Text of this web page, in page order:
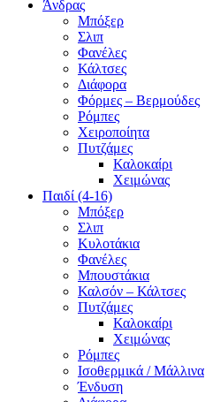
Άνδρας
Μπόξερ
Σλιπ
Φανέλες
Κάλτσες
Διάφορα
Φόρμες – Βερμούδες
Ρόμπες
Χειροποίητα
Πυτζάμες
Καλοκαίρι
Χειμώνας
Παιδί (4-16)
Μπόξερ
Σλιπ
Κυλοτάκια
Φανέλες
Μπουστάκια
Καλσόν – Κάλτσες
Πυτζάμες
Καλοκαίρι
Χειμώνας
Ρόμπες
Ισοθερμικά / Μάλλινα
Ένδυση